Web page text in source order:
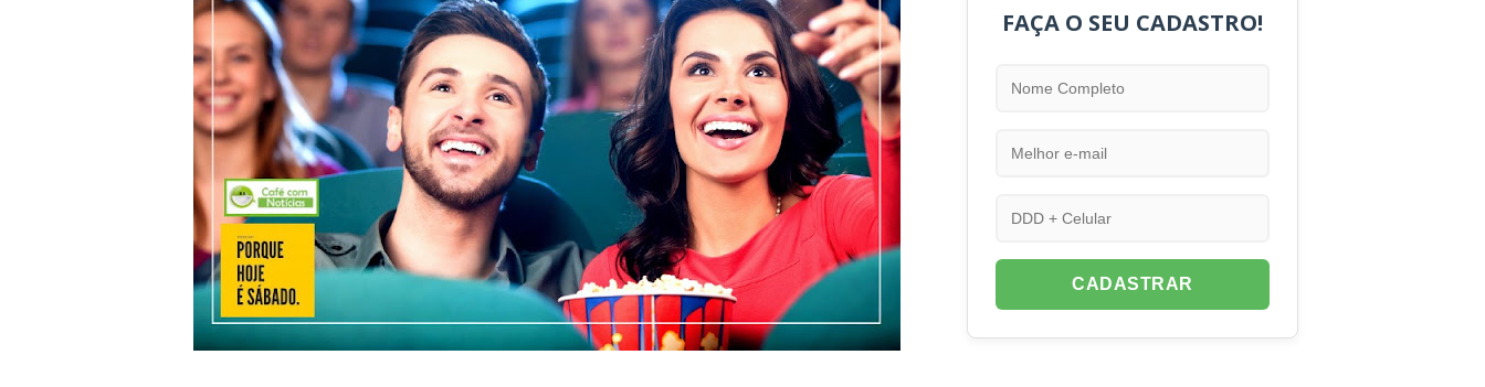
FAÇA O SEU CADASTRO!
CADASTRAR